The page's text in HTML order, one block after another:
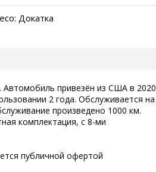
Докатка
Автомобиль привезён из США в 2020
2 года. Обслуживается на
произведено 1000 км.
комплектация, с 8-ми
публичной офертой